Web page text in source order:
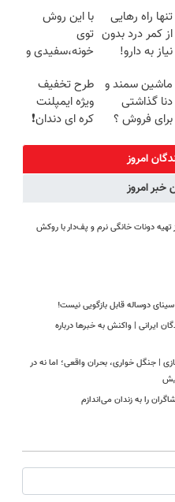
رو پرکن)
تنها راه رهایی
از کمر درد بدون
نیاز به دارو!
با این روش
توی
خونه،سفیدی و
برگردون
(40%off)
ماشین سمند و
دنا گذاشتی
برای فروش ؟
راحت بفروش
طرح تخفیف
ویژه ایمپلنت
کره ای دندان❗
امروز
خبر امروز
دونات خانگی نرم و پف‌دار با روکش
دوساله قابل بازگویی نیست!
ایرانی | واکنش به خبرها درباره
| جنگل‌ خواری، بحران واقعی؛ اما نه در
را به زندان می‌اندازم